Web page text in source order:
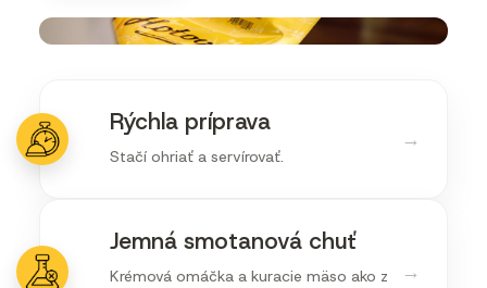
→
Rýchla príprava
Stačí ohriať a servírovať.
→
Jemná smotanová chuť
Krémová omáčka a kuracie mäso ako z